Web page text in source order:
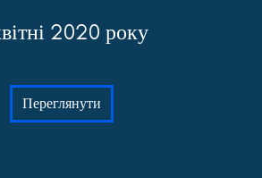
2020 року
Переглянути